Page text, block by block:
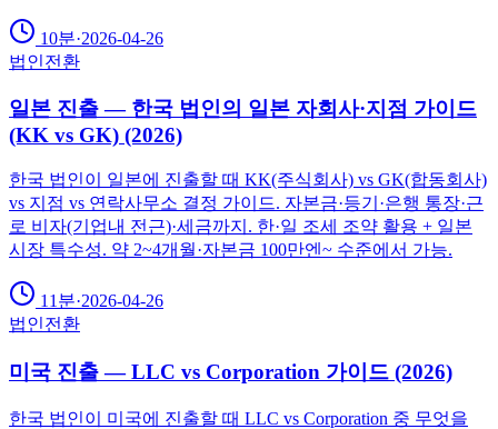
10분·2026-04-26
법인전환
일본 진출 — 한국 법인의 일본 자회사·지점 가이드
(KK vs GK) (2026)
한국 법인이 일본에 진출할 때 KK(주식회사) vs GK(합동회사)
vs 지점 vs 연락사무소 결정 가이드. 자본금·등기·은행 통장·근
로 비자(기업내 전근)·세금까지. 한·일 조세 조약 활용 + 일본
시장 특수성. 약 2~4개월·자본금 100만엔~ 수준에서 가능.
11분·2026-04-26
법인전환
미국 진출 — LLC vs Corporation 가이드 (2026)
한국 법인이 미국에 진출할 때 LLC vs Corporation 중 무엇을